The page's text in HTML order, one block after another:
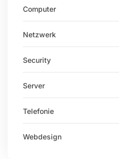
Computer
Netzwerk
Security
Server
Telefonie
Webdesign